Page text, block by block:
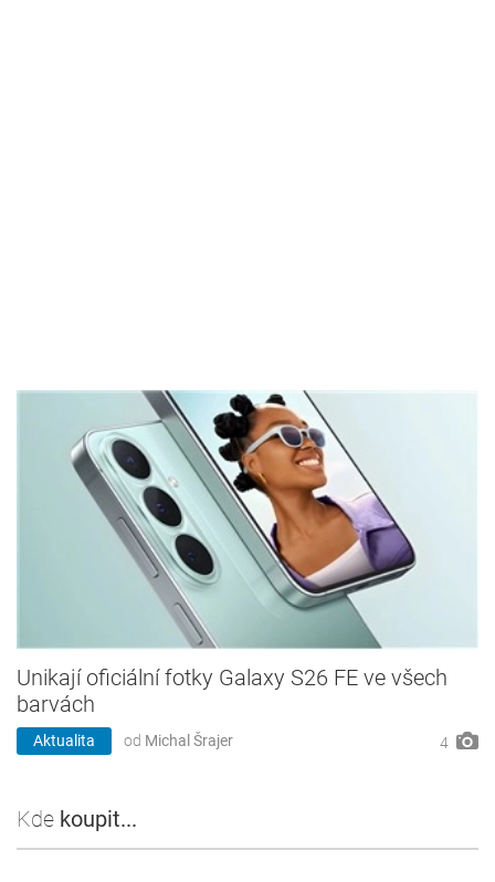
Unikají oficiální fotky Galaxy S26 FE ve všech
barvách
Aktualita od Michal Šrajer 4
Kde koupit...